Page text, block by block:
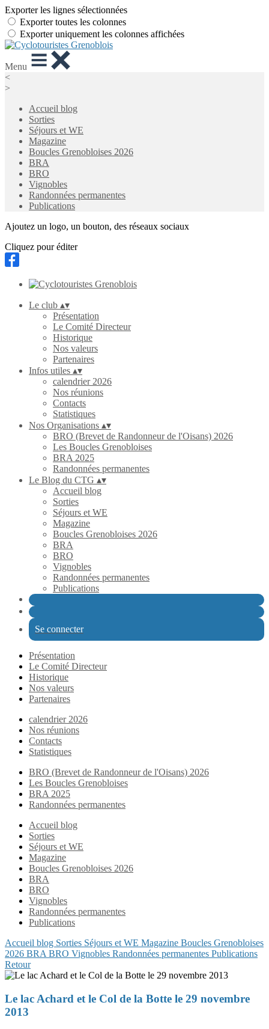
Exporter les lignes sélectionnées
Exporter toutes les colonnes
Exporter uniquement les colonnes affichées
Menu
<
>
Accueil blog
Sorties
Séjours et WE
Magazine
Boucles Grenobloises 2026
BRA
BRO
Vignobles
Randonnées permanentes
Publications
Ajoutez un logo, un bouton, des réseaux sociaux
Cliquez pour éditer
Le club ▴▾
Présentation
Le Comité Directeur
Historique
Nos valeurs
Partenaires
Infos utiles ▴▾
calendrier 2026
Nos réunions
Contacts
Statistiques
Nos Organisations ▴▾
BRO (Brevet de Randonneur de l'Oisans) 2026
Les Boucles Grenobloises
BRA 2025
Randonnées permanentes
Le Blog du CTG ▴▾
Accueil blog
Sorties
Séjours et WE
Magazine
Boucles Grenobloises 2026
BRA
BRO
Vignobles
Randonnées permanentes
Publications
Se connecter
Présentation
Le Comité Directeur
Historique
Nos valeurs
Partenaires
calendrier 2026
Nos réunions
Contacts
Statistiques
BRO (Brevet de Randonneur de l'Oisans) 2026
Les Boucles Grenobloises
BRA 2025
Randonnées permanentes
Accueil blog
Sorties
Séjours et WE
Magazine
Boucles Grenobloises 2026
BRA
BRO
Vignobles
Randonnées permanentes
Publications
Accueil blog Sorties Séjours et WE Magazine Boucles Grenobloises
2026 BRA BRO Vignobles Randonnées permanentes Publications
Retour
Le lac Achard et le Col de la Botte le 29 novembre
2013